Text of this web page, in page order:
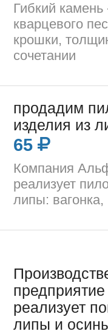
Гибкий камень
кварцевого
крошки,
сочетании
продадим
изделия из
65
Компания
реализует
липы: вагонка,
реализует
липы и